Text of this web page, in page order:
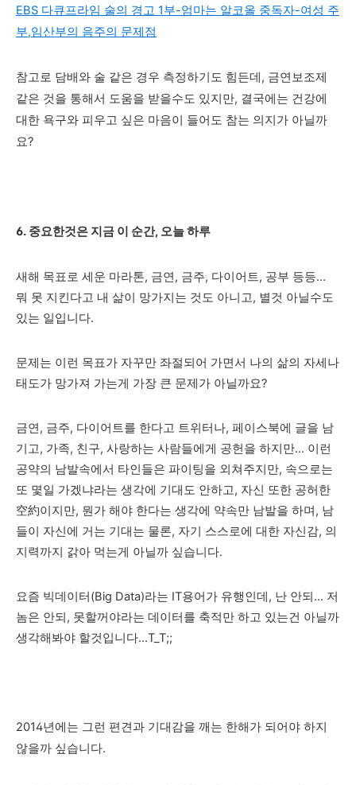
EBS 다큐프라임 술의 경고 1부-엄마는 알코올 중독자-여성 주
부,임산부의 음주의 문제점
참고로 담배와 술 같은 경우 측정하기도 힘든데, 금연보조제
같은 것을 통해서 도움을 받을수도 있지만, 결국에는 건강에
대한 욕구와 피우고 싶은 마음이 들어도 참는 의지가 아닐까
요?
6. 중요한것은 지금 이 순간, 오늘 하루
새해 목표로 세운 마라톤, 금연, 금주, 다이어트, 공부 등등...
뭐 못 지킨다고 내 삶이 망가지는 것도 아니고, 별것 아닐수도
있는 일입니다.
문제는 이런 목표가 자꾸만 좌절되어 가면서 나의 삶의 자세나
태도가 망가져 가는게 가장 큰 문제가 아닐까요?
금연, 금주, 다이어트를 한다고 트위터나, 페이스북에 글을 남
기고, 가족, 친구, 사랑하는 사람들에게 공헌을 하지만... 이런
공약의 남발속에서 타인들은 파이팅을 외쳐주지만, 속으로는
또 몇일 가겠냐라는 생각에 기대도 안하고, 자신 또한 공허한
空約이지만, 뭔가 해야 한다는 생각에 약속만 남발을 하며, 남
들이 자신에 거는 기대는 물론, 자기 스스로에 대한 자신감, 의
지력까지 갉아 먹는게 아닐까 싶습니다.
요즘 빅데이터(Big Data)라는 IT용어가 유행인데, 난 안되... 저
놈은 안되, 못할꺼야라는 데이터를 축적만 하고 있는건 아닐까
생각해봐야 할것입니다...T_T;;
2014년에는 그런 편견과 기대감을 깨는 한해가 되어야 하지
않을까 싶습니다.